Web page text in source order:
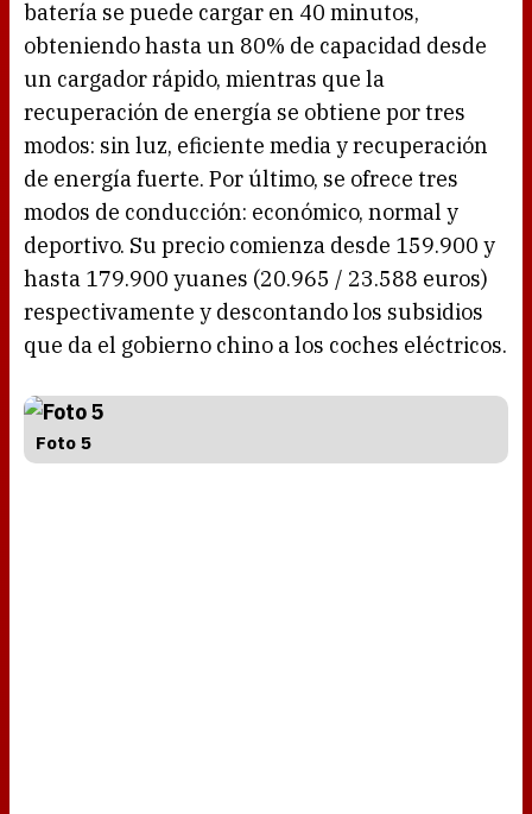
batería se puede cargar en 40 minutos,
obteniendo hasta un 80% de capacidad desde
un cargador rápido, mientras que la
recuperación de energía se obtiene por tres
modos: sin luz, eficiente media y recuperación
de energía fuerte. Por último, se ofrece tres
modos de conducción: económico, normal y
deportivo. Su precio comienza desde 159.900 y
hasta 179.900 yuanes (20.965 / 23.588 euros)
respectivamente y descontando los subsidios
que da el gobierno chino a los coches eléctricos.
Foto 5